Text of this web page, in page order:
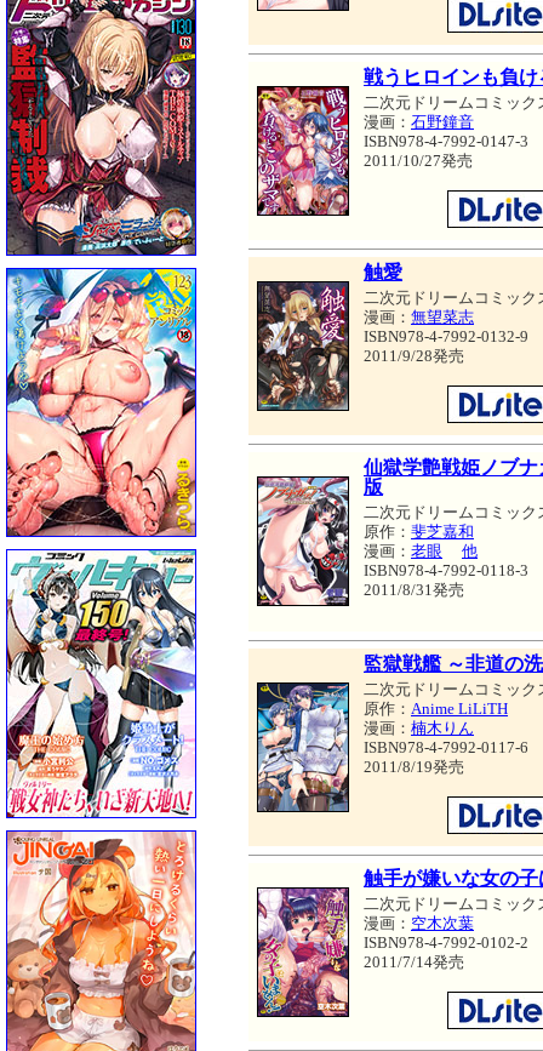
戦うヒロインも負
二次元ドリームコミック
漫画： 石野鐘音
ISBN978-4-7992-0147-3
2011/10/27発売
触愛
二次元ドリームコミック
漫画： 無望菜志
ISBN978-4-7992-0132-9
2011/9/28発売
仙獄学艶戦姫ノブ
版
二次元ドリームコミック
原作： 斐芝嘉和
漫画： 老眼
他
ISBN978-4-7992-0118-3
2011/8/31発売
監獄戦艦 ～非道の
二次元ドリームコミック
原作： Anime LiLiTH
漫画： 楠木りん
ISBN978-4-7992-0117-6
2011/8/19発売
触手が嫌いな女の
二次元ドリームコミック
漫画： 空木次葉
ISBN978-4-7992-0102-2
2011/7/14発売